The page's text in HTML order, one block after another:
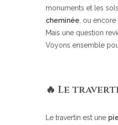
monuments et les
cheminée , ou encore
Mais une question
Voyons ensemble
🔥 Le
Le travertin est une